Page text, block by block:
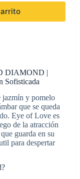
DIAMOND |
Sofisticada
jazmín y pomelo
que se queda
Eye of Love es
de la atracción
guarda en su
para despertar